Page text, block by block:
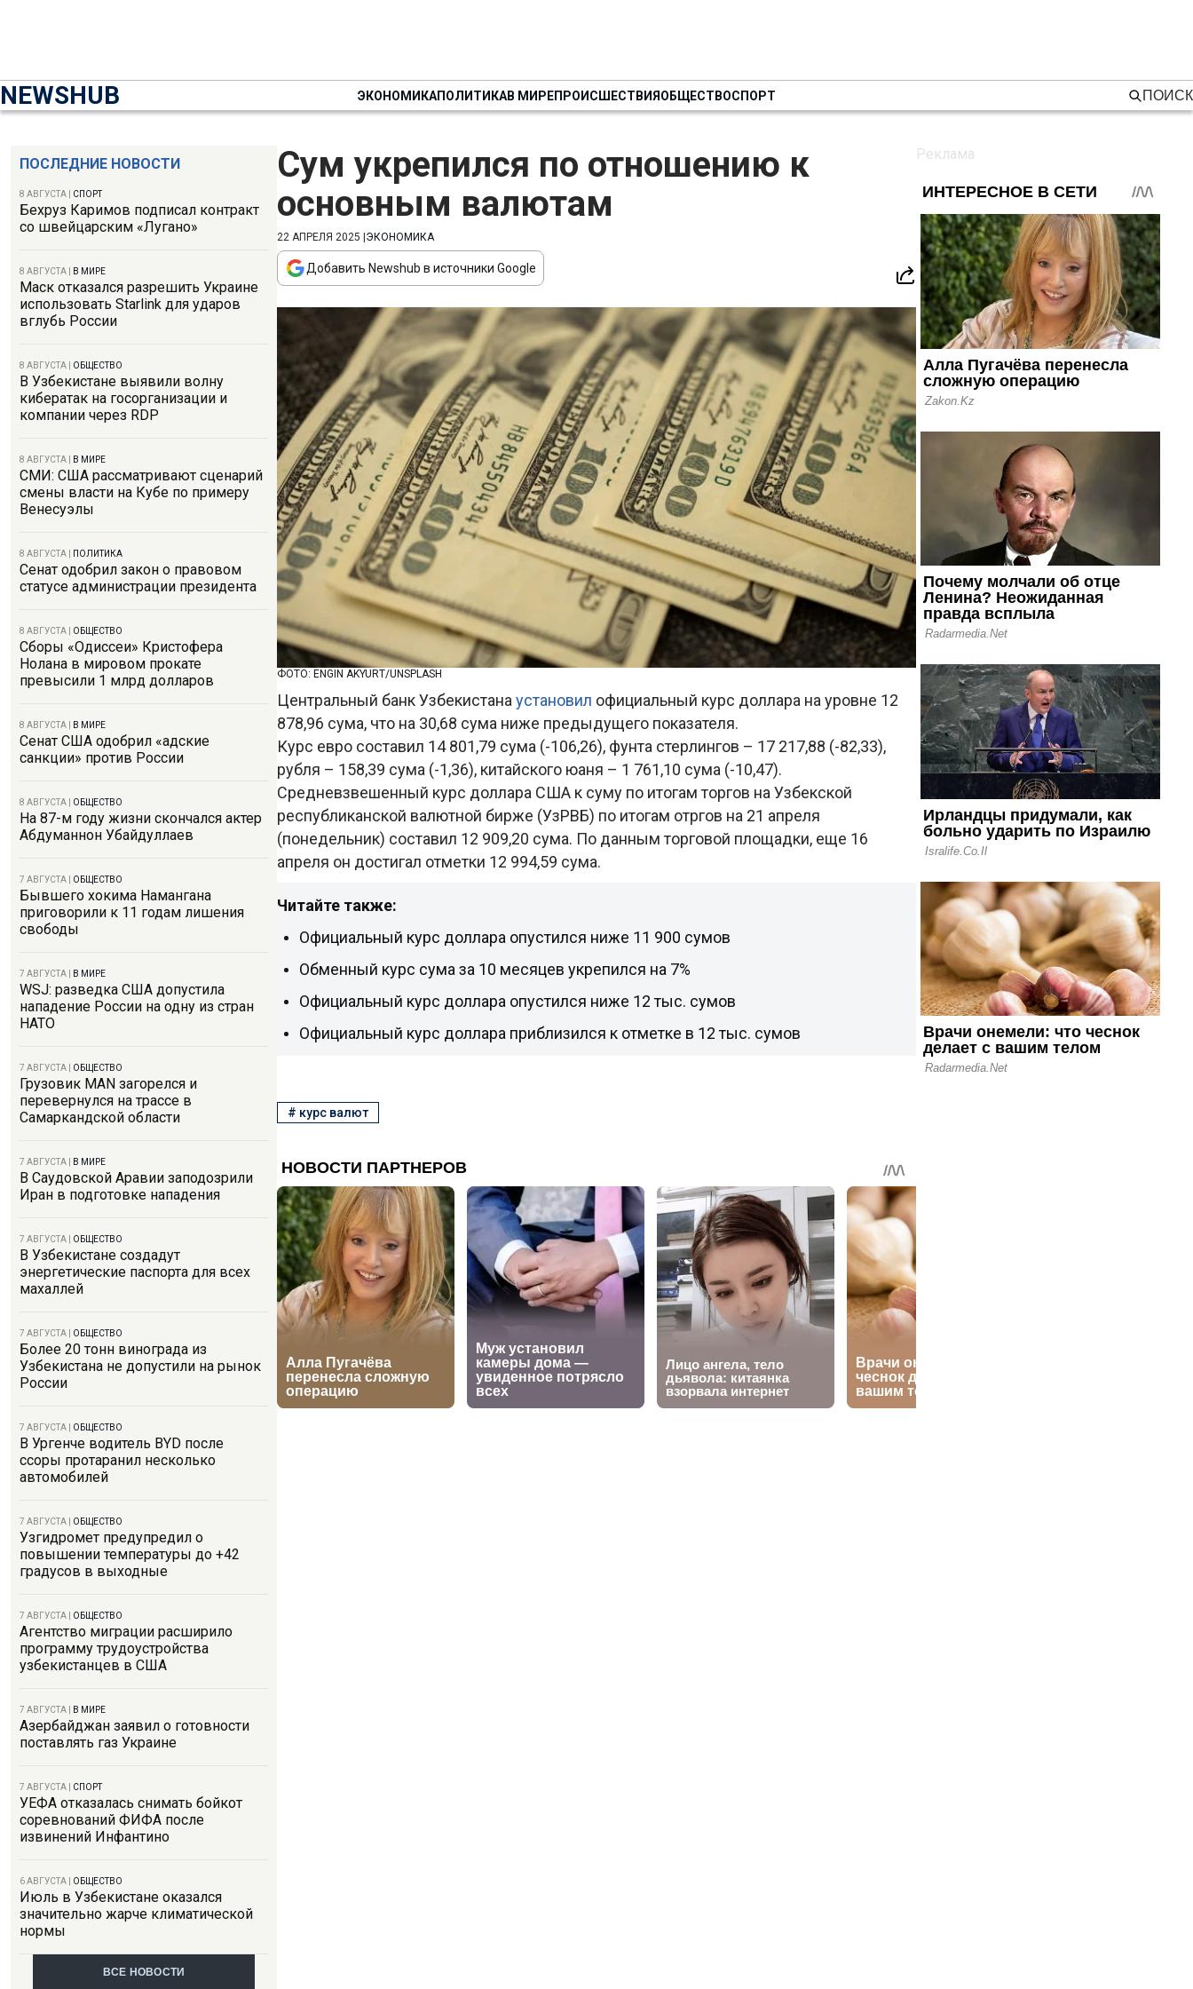
NEWSHUB ЭКОНОМИКАПОЛИТИКАВ МИРЕПРОИСШЕСТВИЯОБЩЕСТВОСПОРТ ПОИСК
ПОСЛЕДНИЕ НОВОСТИ
8 АВГУСТА СПОРТ
Бехруз Каримов подписал контракт
со швейцарским «Лугано»
8 АВГУСТА В МИРЕ
Маск отказался разрешить Украине
использовать Starlink для ударов
вглубь России
8 АВГУСТА ОБЩЕСТВО
В Узбекистане выявили волну
кибератак на госорганизации и
компании через RDP
8 АВГУСТА В МИРЕ
СМИ: США рассматривают сценарий
смены власти на Кубе по примеру
Венесуэлы
8 АВГУСТА ПОЛИТИКА
Сенат одобрил закон о правовом
статусе администрации президента
8 АВГУСТА ОБЩЕСТВО
Сборы «Одиссеи» Кристофера
Нолана в мировом прокате
превысили 1 млрд долларов
8 АВГУСТА В МИРЕ
Сенат США одобрил «адские
санкции» против России
8 АВГУСТА ОБЩЕСТВО
На 87-м году жизни скончался актер
Абдуманнон Убайдуллаев
7 АВГУСТА ОБЩЕСТВО
Бывшего хокима Намангана
приговорили к 11 годам лишения
свободы
7 АВГУСТА В МИРЕ
WSJ: разведка США допустила
нападение России на одну из стран
НАТО
7 АВГУСТА ОБЩЕСТВО
Грузовик MAN загорелся и
перевернулся на трассе в
Самаркандской области
7 АВГУСТА В МИРЕ
В Саудовской Аравии заподозрили
Иран в подготовке нападения
7 АВГУСТА ОБЩЕСТВО
В Узбекистане создадут
энергетические паспорта для всех
махаллей
7 АВГУСТА ОБЩЕСТВО
Более 20 тонн винограда из
Узбекистана не допустили на рынок
России
7 АВГУСТА ОБЩЕСТВО
В Ургенче водитель BYD после
ссоры протаранил несколько
автомобилей
7 АВГУСТА ОБЩЕСТВО
Узгидромет предупредил о
повышении температуры до +42
градусов в выходные
7 АВГУСТА ОБЩЕСТВО
Агентство миграции расширило
программу трудоустройства
узбекистанцев в США
7 АВГУСТА В МИРЕ
Азербайджан заявил о готовности
поставлять газ Украине
7 АВГУСТА СПОРТ
УЕФА отказалась снимать бойкот
соревнований ФИФА после
извинений Инфантино
6 АВГУСТА ОБЩЕСТВО
Июль в Узбекистане оказался
значительно жарче климатической
нормы
ВСЕ НОВОСТИ
Сум укрепился по отношению к
основным валютам
22 АПРЕЛЯ 2025 ЭКОНОМИКА
Добавить Newshub в источники Google
ФОТО: ENGIN AKYURT/UNSPLASH
Центральный банк Узбекистана установил официальный курс доллара на уровне 12
878,96 сума, что на 30,68 сума ниже предыдущего показателя.
Курс евро составил 14 801,79 сума (-106,26), фунта стерлингов – 17 217,88 (-82,33),
рубля – 158,39 сума (-1,36), китайского юаня – 1 761,10 сума (-10,47).
Средневзвешенный курс доллара США к суму по итогам торгов на Узбекской
республиканской валютной бирже (УзРВБ) по итогам отргов на 21 апреля
(понедельник) составил 12 909,20 сума. По данным торговой площадки, еще 16
апреля он достигал отметки 12 994,59 сума.
Читайте также:
Официальный курс доллара опустился ниже 11 900 сумов
Обменный курс сума за 10 месяцев укрепился на 7%
Официальный курс доллара опустился ниже 12 тыс. сумов
Официальный курс доллара приблизился к отметке в 12 тыс. сумов
# курс валют